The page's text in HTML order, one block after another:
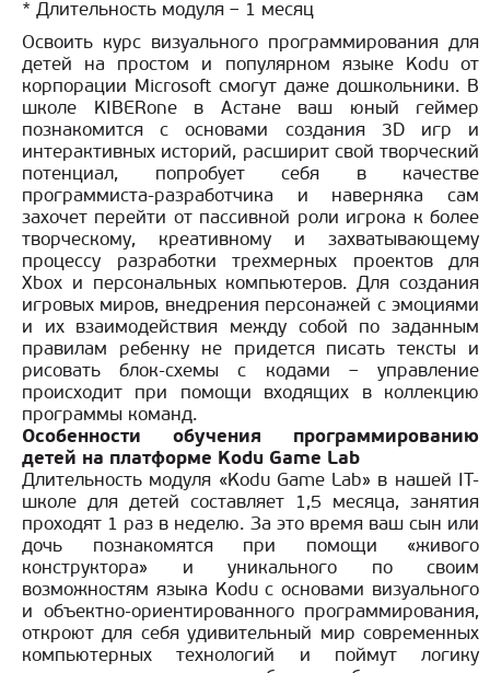
* Длительность модуля – 1 месяц
Освоить курс визуального программирования для
детей на простом и популярном языке Kodu от
корпорации Microsoft смогут даже дошкольники. В
школе KIBERone в Астане ваш юный геймер
познакомится с основами создания 3D игр и
интерактивных историй, расширит свой творческий
потенциал, попробует себя в качестве
программиста-разработчика и наверняка сам
захочет перейти от пассивной роли игрока к более
творческому, креативному и захватывающему
процессу разработки трехмерных проектов для
Xbox и персональных компьютеров. Для создания
игровых миров, внедрения персонажей с эмоциями
и их взаимодействия между собой по заданным
правилам ребенку не придется писать тексты и
рисовать блок-схемы с кодами – управление
происходит при помощи входящих в коллекцию
программы команд.
Особенности обучения программированию
детей на платформе Kodu Game Lab
Длительность модуля «Kodu Game Lab» в нашей IT-
школе для детей составляет 1,5 месяца, занятия
проходят 1 раз в неделю. За это время ваш сын или
дочь познакомятся при помощи «живого
конструктора» и уникального по своим
возможностям языка Kodu с основами визуального
и объектно-ориентированного программирования,
откроют для себя удивительный мир современных
компьютерных технологий и поймут логику